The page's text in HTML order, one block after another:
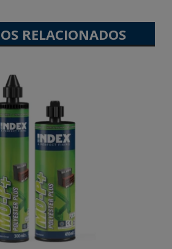
RELACIONADOS